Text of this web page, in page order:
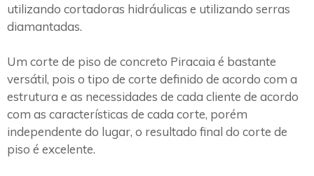
utilizando cortadoras hidráulicas e utilizando serras
diamantadas.
Um corte de piso de concreto Piracaia é bastante
versátil, pois o tipo de corte definido de acordo com a
estrutura e as necessidades de cada cliente de acordo
com as características de cada corte, porém
independente do lugar, o resultado final do corte de
piso é excelente.